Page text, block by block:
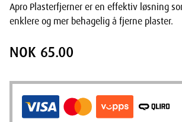
Apro Plasterfjerner er en effektiv løsning
enklere og mer behagelig å fjerne plaster.
NOK 65.00